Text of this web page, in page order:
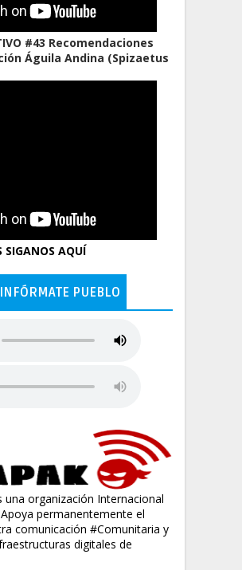
#43 Recomendaciones
Águila Andina (Spizaetus
SIGANOS AQUÍ
PUEBLO
una organización Internacional
permanentemente el
comunicación #Comunitaria y
digitales de